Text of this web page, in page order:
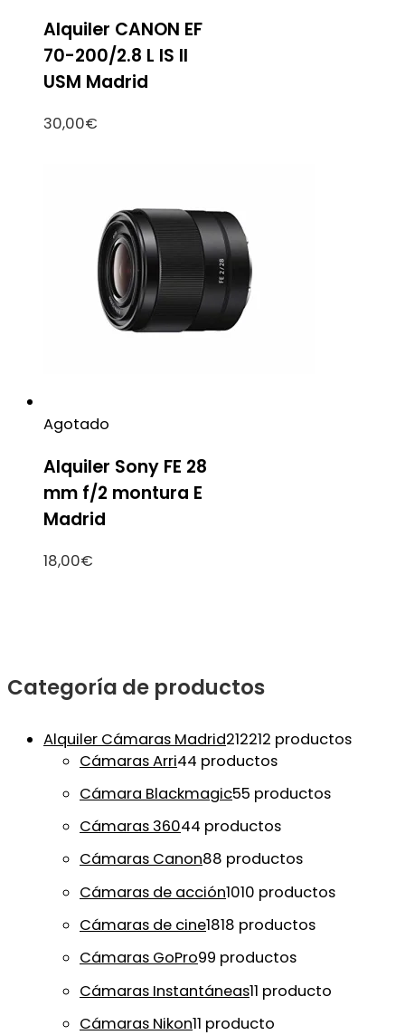
Categoría de productos
Alquiler Cámaras Madrid212212 productos
Cámaras Arri44 productos
Cámara Blackmagic55 productos
Cámaras 36044 productos
Cámaras Canon88 productos
Cámaras de acción1010 productos
Cámaras de cine1818 productos
Cámaras GoPro99 productos
Cámaras Instantáneas11 producto
Cámaras Nikon11 producto
Alquiler CANON EF
70-200/2.8 L IS II
USM Madrid
30,00€
Agotado
Alquiler Sony FE 28
mm f/2 montura E
Madrid
18,00€